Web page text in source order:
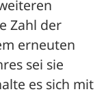
Zahl der
erneuten
sei sie
es sich mit